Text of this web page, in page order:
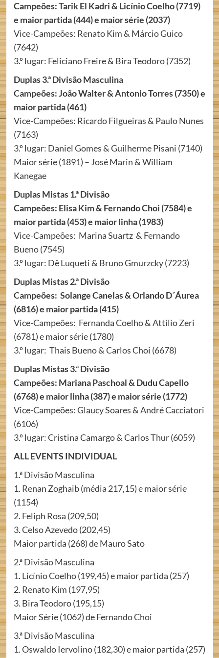
Campeões: Tarik El Kadri & Licínio Coelho (7719)
e maior partida (444) e maior série (2037)
Vice-Campeões: Renato Kim & Márcio Guico
(7642)
3.º lugar: Feliciano Freire & Bira Teodoro (7352)
Duplas 3.ª Divisão Masculina
Campeões: João Walter & Antonio Torres (7350) e
maior partida (461)
Vice-Campeões: Ricardo Filgueiras & Paulo Nunes
(7163)
3.º lugar: Daniel Gomes & Guilherme Pisani (7140)
Maior série (1891) – José Marin & William
Kanegae
Duplas Mistas 1.ª Divisão
Campeões: Elisa Kim & Fernando Choi (7584) e
maior partida (453) e maior linha (1983)
Vice-Campeões: Marina Suartz & Fernando
Bueno (7545)
3.º lugar: Dê Luqueti & Bruno Gmurzcky (7223)
Duplas Mistas 2.ª Divisão
Campeões: Solange Canelas & Orlando D´Áurea
(6816) e maior partida (415)
Vice-Campeões: Fernanda Coelho & Attilio Zeri
(6781) e maior série (1780)
3.º lugar: Thais Bueno & Carlos Choi (6678)
Duplas Mistas 3.ª Divisão
Campeões: Mariana Paschoal & Dudu Capello
(6768) e maior linha (387) e maior série (1772)
Vice-Campeões: Glaucy Soares & André Cacciatori
(6106)
3.º lugar: Cristina Camargo & Carlos Thur (6059)
ALL EVENTS INDIVIDUAL
1.ª Divisão Masculina
1. Renan Zoghaib (média 217,15) e maior série
(1154)
2. Feliph Rosa (209,50)
3. Celso Azevedo (202,45)
Maior partida (268) de Mauro Sato
2.ª Divisão Masculina
1. Licínio Coelho (199,45) e maior partida (257)
2. Renato Kim (197,95)
3. Bira Teodoro (195,15)
Maior Série (1062) de Fernando Choi
3.ª Divisão Masculina
1. Oswaldo Iervolino (182,30) e maior partida (257)